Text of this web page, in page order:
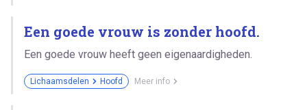
Een goede vrouw is zonder hoofd.
Een goede vrouw heeft geen eigenaardigheden.
Lichaamsdelen Hoofd Meer info